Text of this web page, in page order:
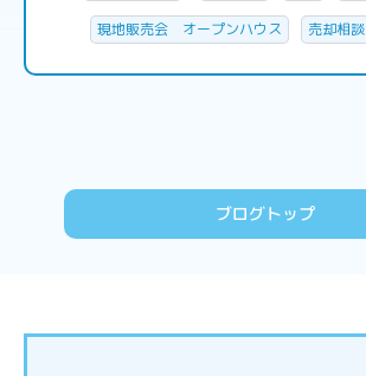
現地販売会 オープンハウス 売却相談
ブログトップ